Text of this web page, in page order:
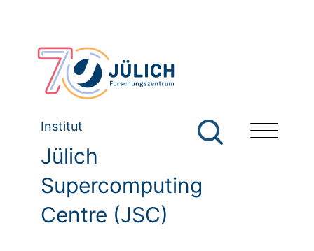
Institut
Jülich
Supercomputing
Centre (JSC)